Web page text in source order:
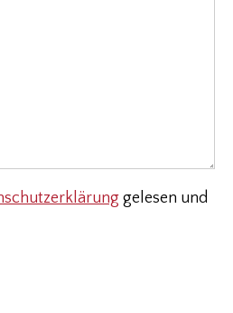
gelesen und